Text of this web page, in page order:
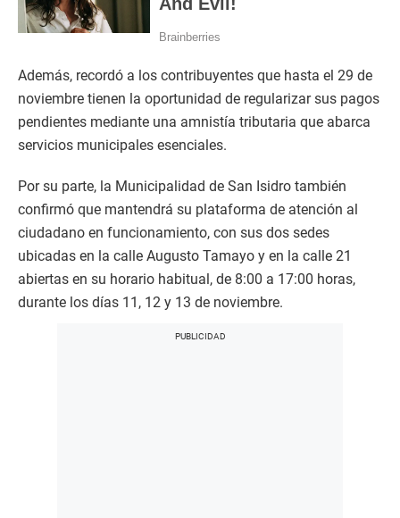
Además, recordó a los contribuyentes que hasta el 29 de
noviembre tienen la oportunidad de regularizar sus pagos
pendientes mediante una amnistía tributaria que abarca
servicios municipales esenciales.
Por su parte, la Municipalidad de San Isidro también
confirmó que mantendrá su plataforma de atención al
ciudadano en funcionamiento, con sus dos sedes
ubicadas en la calle Augusto Tamayo y en la calle 21
abiertas en su horario habitual, de 8:00 a 17:00 horas,
durante los días 11, 12 y 13 de noviembre.